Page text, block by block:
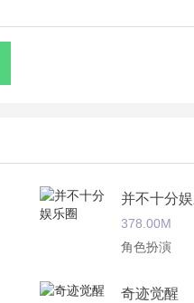
并不十分
378.00M
角色扮演
奇迹觉醒